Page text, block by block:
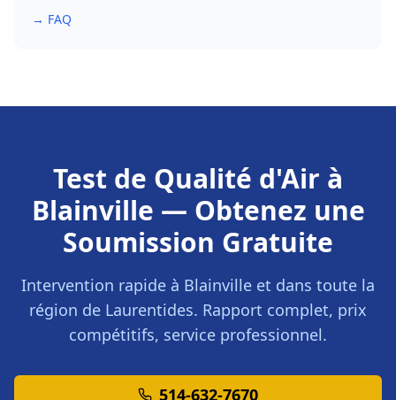
→ FAQ
Test de Qualité d'Air à
Blainville — Obtenez une
Soumission Gratuite
Intervention rapide à Blainville et dans toute la
région de Laurentides. Rapport complet, prix
compétitifs, service professionnel.
514-632-7670